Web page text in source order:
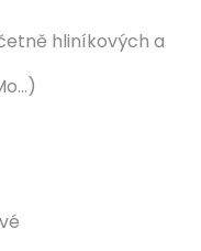
hliníkových a